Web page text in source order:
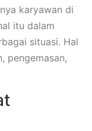
karyawan di
itu dalam
situasi. Hal
pengemasan,